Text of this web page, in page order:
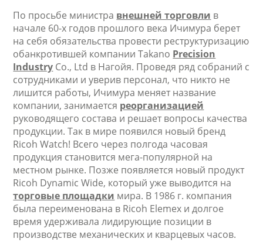
По просьбе министра внешней торговли в
начале 60-х годов прошлого века Ичимура берет
на себя обязательства провести реструктуризацию
обанкротившей компании Takano Precision
Industry Co., Ltd в Нагойя. Проведя ряд собраний с
сотрудниками и уверив персонал, что никто не
лишится работы, Ичимура меняет название
компании, занимается реорганизацией
руководящего состава и решает вопросы качества
продукции. Так в мире появился новый бренд
Ricoh Watch! Всего через полгода часовая
продукция становится мега-популярной на
местном рынке. Позже появляется новый продукт
Ricoh Dynamic Wide, который уже выводится на
торговые площадки мира. В 1986 г. компания
была переименована в Ricoh Elemex и долгое
время удерживала лидирующие позиции в
производстве механических и кварцевых часов.